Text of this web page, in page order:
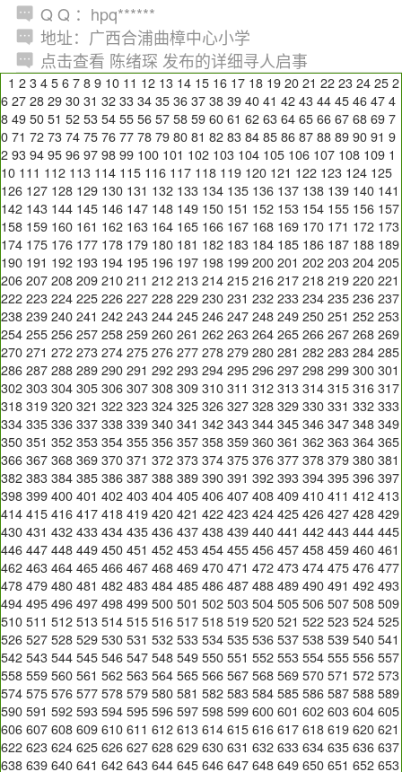
Q Q ：hpq******
地址：广西合浦曲樟中心小学
点击查看 陈绪琛 发布的详细寻人启事
1 2 3 4 5 6 7 8 9 10 11 12 13 14 15 16 17 18 19 20 21 22 23 24 25 2
6 27 28 29 30 31 32 33 34 35 36 37 38 39 40 41 42 43 44 45 46 47 4
8 49 50 51 52 53 54 55 56 57 58 59 60 61 62 63 64 65 66 67 68 69 7
0 71 72 73 74 75 76 77 78 79 80 81 82 83 84 85 86 87 88 89 90 91 9
2 93 94 95 96 97 98 99 100 101 102 103 104 105 106 107 108 109 1
10 111 112 113 114 115 116 117 118 119 120 121 122 123 124 125
126 127 128 129 130 131 132 133 134 135 136 137 138 139 140 141
142 143 144 145 146 147 148 149 150 151 152 153 154 155 156 157
158 159 160 161 162 163 164 165 166 167 168 169 170 171 172 173
174 175 176 177 178 179 180 181 182 183 184 185 186 187 188 189
190 191 192 193 194 195 196 197 198 199 200 201 202 203 204 205
206 207 208 209 210 211 212 213 214 215 216 217 218 219 220 221
222 223 224 225 226 227 228 229 230 231 232 233 234 235 236 237
238 239 240 241 242 243 244 245 246 247 248 249 250 251 252 253
254 255 256 257 258 259 260 261 262 263 264 265 266 267 268 269
270 271 272 273 274 275 276 277 278 279 280 281 282 283 284 285
286 287 288 289 290 291 292 293 294 295 296 297 298 299 300 301
302 303 304 305 306 307 308 309 310 311 312 313 314 315 316 317
318 319 320 321 322 323 324 325 326 327 328 329 330 331 332 333
334 335 336 337 338 339 340 341 342 343 344 345 346 347 348 349
350 351 352 353 354 355 356 357 358 359 360 361 362 363 364 365
366 367 368 369 370 371 372 373 374 375 376 377 378 379 380 381
382 383 384 385 386 387 388 389 390 391 392 393 394 395 396 397
398 399 400 401 402 403 404 405 406 407 408 409 410 411 412 413
414 415 416 417 418 419 420 421 422 423 424 425 426 427 428 429
430 431 432 433 434 435 436 437 438 439 440 441 442 443 444 445
446 447 448 449 450 451 452 453 454 455 456 457 458 459 460 461
462 463 464 465 466 467 468 469 470 471 472 473 474 475 476 477
478 479 480 481 482 483 484 485 486 487 488 489 490 491 492 493
494 495 496 497 498 499 500 501 502 503 504 505 506 507 508 509
510 511 512 513 514 515 516 517 518 519 520 521 522 523 524 525
526 527 528 529 530 531 532 533 534 535 536 537 538 539 540 541
542 543 544 545 546 547 548 549 550 551 552 553 554 555 556 557
558 559 560 561 562 563 564 565 566 567 568 569 570 571 572 573
574 575 576 577 578 579 580 581 582 583 584 585 586 587 588 589
590 591 592 593 594 595 596 597 598 599 600 601 602 603 604 605
606 607 608 609 610 611 612 613 614 615 616 617 618 619 620 621
622 623 624 625 626 627 628 629 630 631 632 633 634 635 636 637
638 639 640 641 642 643 644 645 646 647 648 649 650 651 652 653